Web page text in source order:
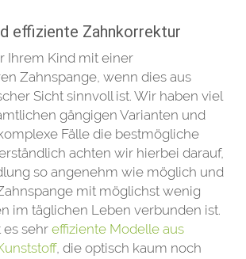
effiziente Zahnkorrektur
Ihrem Kind mit einer
Zahnspange, wenn dies aus
Sicht sinnvoll ist. Wir haben viel
gängigen Varianten und
Fälle die bestmögliche
achten wir hierbei darauf,
so angenehm wie möglich und
mit möglichst wenig
im täglichen Leben verbunden ist.
sehr effiziente Modelle aus
, die optisch kaum noch